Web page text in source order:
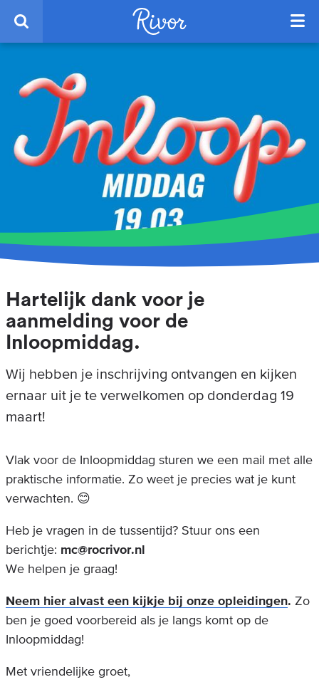
Hartelijk dank voor je
aanmelding voor de
Inloopmiddag.
Wij hebben je inschrijving ontvangen en kijken
ernaar uit je te verwelkomen op donderdag 19
maart!
Vlak voor de Inloopmiddag sturen we een mail met alle
praktische informatie. Zo weet je precies wat je kunt
verwachten. 😊
Heb je vragen in de tussentijd? Stuur ons een
berichtje: mc@rocrivor.nl
We helpen je graag!
Neem hier alvast een kijkje bij onze opleidingen. Zo
ben je goed voorbereid als je langs komt op de
Inloopmiddag!
Met vriendelijke groet,